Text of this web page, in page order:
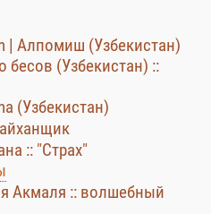
| Алпомиш (Узбекистан)
бесов (Узбекистан) ::
(Узбекистан)
:: "Страх"
Акмаля :: волшебный